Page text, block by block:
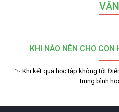
KHI NÀO NÊN CHO
📉 Khi kết quả học tập không tốt
trung bình